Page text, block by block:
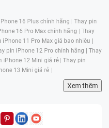
16 Plus chính hãng | Thay pin
16 Pro Max chính hãng | Thay
iPhone 11 Pro Max giá bao nhiêu |
pin iPhone 12 Pro chính hãng | Thay
iPhone 12 Mini giá rẻ | Thay pin
13 Mini giá rẻ |
Xem thêm